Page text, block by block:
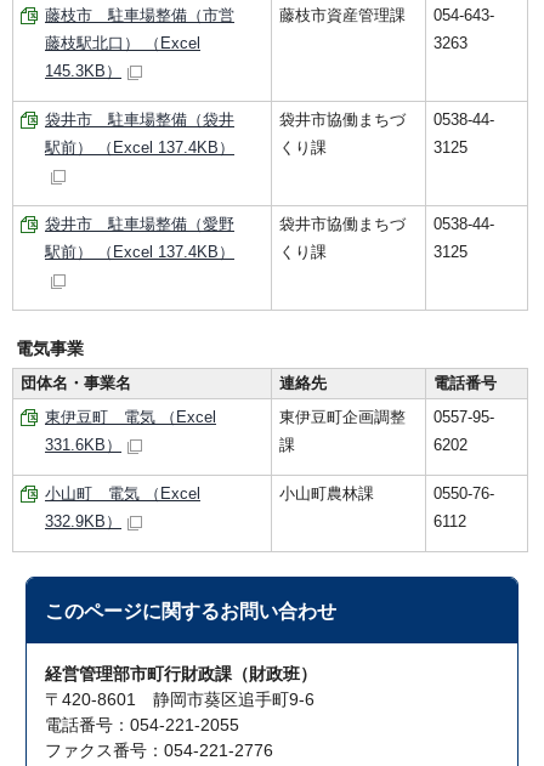
藤枝市 駐車場整備（市営
藤枝駅北口） （Excel
145.3KB）
藤枝市資産管理課
054-643-
3263
袋井市 駐車場整備（袋井
駅前） （Excel 137.4KB）
袋井市協働まちづ
くり課
0538-44-
3125
袋井市 駐車場整備（愛野
駅前） （Excel 137.4KB）
袋井市協働まちづ
くり課
0538-44-
3125
電気事業
団体名・事業名
連絡先
電話番号
東伊豆町 電気 （Excel
331.6KB）
東伊豆町企画調整
課
0557-95-
6202
小山町 電気 （Excel
332.9KB）
小山町農林課
0550-76-
6112
このページに関するお問い合わせ
経営管理部市町行財政課（財政班）
〒420-8601 静岡市葵区追手町9-6
電話番号：054-221-2055
ファクス番号：054-221-2776